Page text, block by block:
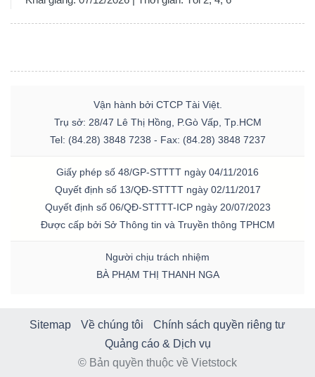
Vận hành bởi CTCP Tài Việt.
Trụ sở: 28/47 Lê Thị Hồng, P.Gò Vấp, Tp.HCM
Tel: (84.28) 3848 7238 - Fax: (84.28) 3848 7237
Giấy phép số 48/GP-STTTT ngày 04/11/2016
Quyết định số 13/QĐ-STTTT ngày 02/11/2017
Quyết định số 06/QĐ-STTTT-ICP ngày 20/07/2023
Được cấp bởi Sở Thông tin và Truyền thông TPHCM
Người chịu trách nhiệm
BÀ PHẠM THỊ THANH NGA
Sitemap Về chúng tôi
Chính sách quyền riêng tư
Quảng cáo & Dịch vụ
© Bản quyền thuộc về Vietstock